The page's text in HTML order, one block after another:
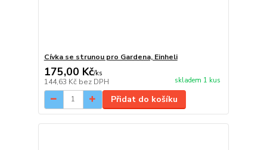
Cívka se strunou pro Gardena, Einheli
175,00 Kč/ks
144,63 Kč bez DPH skladem 1 kus
Přidat do košíku